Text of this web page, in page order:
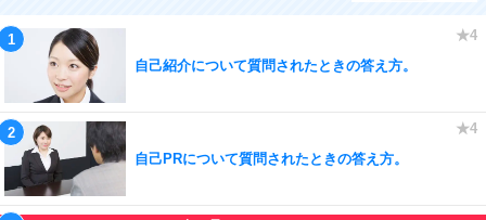
自己紹介について質問されたときの答え方。
自己PRについて質問されたときの答え方。